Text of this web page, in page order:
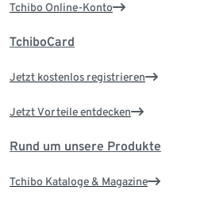
Tchibo Online-Konto
TchiboCard
Jetzt kostenlos registrieren
Jetzt Vorteile entdecken
Rund um unsere Produkte
Tchibo Kataloge & Magazine